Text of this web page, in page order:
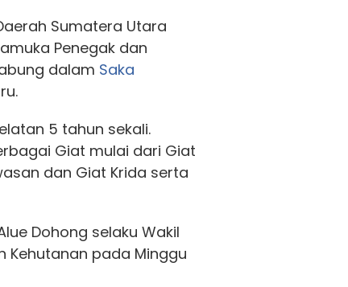
Sumatera Utara
Penegak dan
dalam Saka
5 tahun sekali.
Giat mulai dari Giat
dan Giat Krida serta
Dohong selaku Wakil
Kehutanan pada Minggu